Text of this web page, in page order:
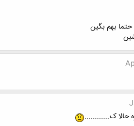
بهم بگین
حالا ک.............